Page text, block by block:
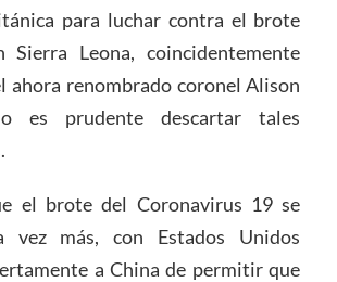
para luchar contra el brote
Sierra Leona, coincidentemente
ahora renombrado coronel Alison
es prudente descartar tales
el brote del Coronavirus 19 se
vez más, con Estados Unidos
a China de permitir que